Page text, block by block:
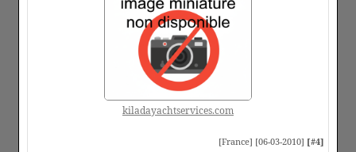
kiladayachtservices.com
[France] [06-03-2010] [#4]